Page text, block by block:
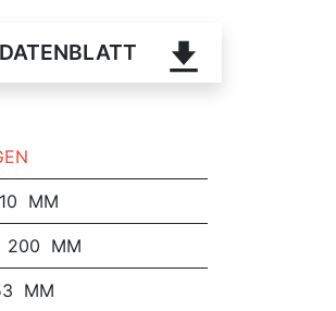
MM
200 MM
MM